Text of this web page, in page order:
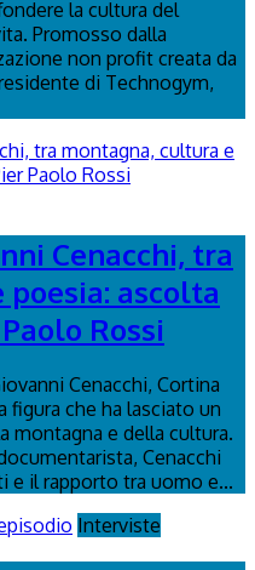
la cultura del
Promosso dalla
non profit creata da
di Technogym,
Cenacchi, tra
ascolta
Rossi
Cenacchi, Cortina
figura che ha lasciato un
montagna e della cultura.
Cenacchi
e il rapporto tra uomo e...
Interviste